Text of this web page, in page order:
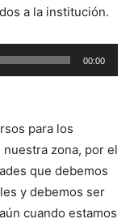
a la institución.
00:00
para los
zona, por el
que debemos
y debemos ser
cuando estamos